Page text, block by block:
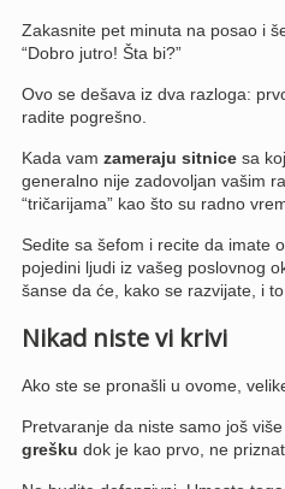
Zakasnite pet minuta na posao i
“Dobro jutro! Šta bi?”
Ovo se dešava iz dva razloga:
radite pogrešno.
Kada vam zameraju sitnicesa
generalno nije zadovoljan vašim
“tričarijama” kao što su radno
Sedite sa šefom i recite da imate
pojedini ljudi iz vašeg poslovnog
šanse da će, kako se razvijate, i
Nikad niste vi krivi
Ako ste se pronašli u ovome,
Pretvaranje da niste samo još
grešku dok je kao prvo, ne